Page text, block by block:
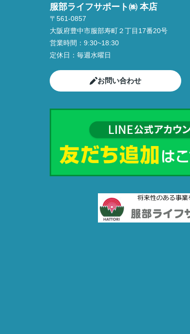
服部ライフサポート㈱ 本店
〒561-0857
大阪府豊中市服部寿町２丁目17番20号
営業時間： 9:30~18:30
定休日： 毎週水曜日
お問い合わせ